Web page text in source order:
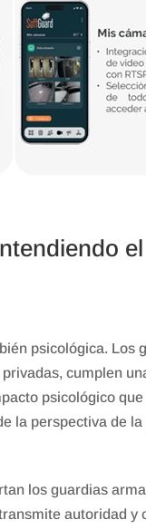
psicológica. Los
cumplen
psicológico
la perspectiva de
los guardias
autoridad y